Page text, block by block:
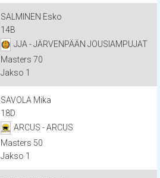
SALMINEN Esko
14B
JJA - JÄRVENPÄÄN JOUSIAMPUJAT
Masters 70
Jakso 1
SAVOLA Mika
18D
ARCUS - ARCUS
Masters 50
Jakso 1